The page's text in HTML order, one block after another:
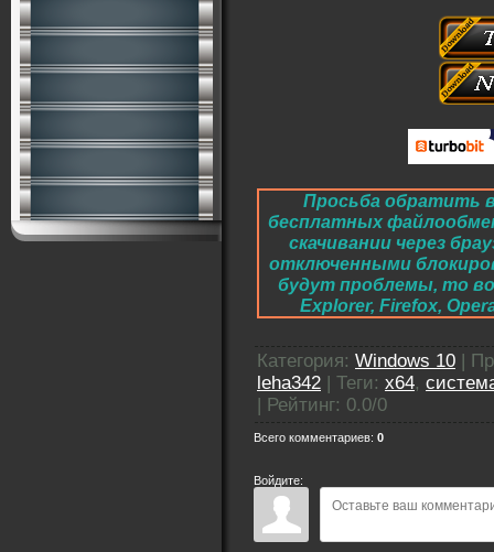
Просьба обратить
бесплатных
скачивании через
отключенными
будут проблемы, то
Explorer, Firefox,
Категория: Windows 10
leha342
Теги: x64,
Рейтинг: 0.0/0
Всего комментариев: 0
Войдите: